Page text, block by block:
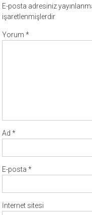
E-posta adresiniz
işaretlenmişlerdir
Yorum*
Ad*
E-posta*
İnternet sitesi